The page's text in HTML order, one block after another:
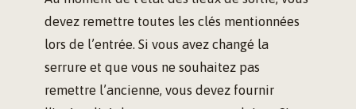
devez remettre toutes les clés mentionnées
lors de l’entrée. Si vous avez changé la
serrure et que vous ne souhaitez pas
remettre l’ancienne, vous devez fournir